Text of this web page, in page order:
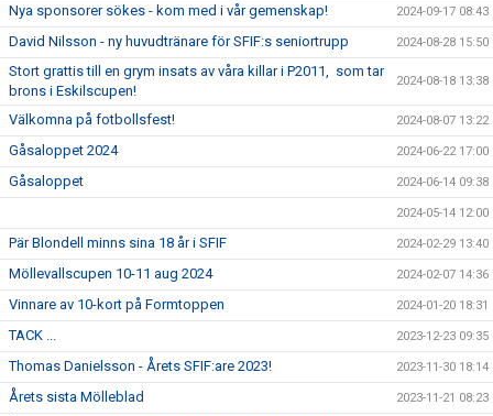
Nya sponsorer sökes - kom med i vår gemenskap! 2024-09-17 08:43
David Nilsson - ny huvudtränare för SFIF:s seniortrupp 2024-08-28 15:50
Stort grattis till en grym insats av våra killar i P2011, som tar
brons i Eskilscupen!
2024-08-18 13:38
Välkomna på fotbollsfest! 2024-08-07 13:22
Gåsaloppet 2024 2024-06-22 17:00
Gåsaloppet 2024-06-14 09:38
2024-05-14 12:00
Pär Blondell minns sina 18 år i SFIF 2024-02-29 13:40
Möllevallscupen 10-11 aug 2024 2024-02-07 14:36
Vinnare av 10-kort på Formtoppen 2024-01-20 18:31
TACK ... 2023-12-23 09:35
Thomas Danielsson - Årets SFIF:are 2023! 2023-11-30 18:14
Årets sista Mölleblad 2023-11-21 08:23